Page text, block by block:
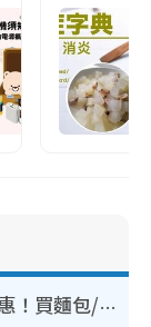
長者優惠｜OK便利店推樂悠咭優惠！買麵包/牛奶/保健品拍卡即減